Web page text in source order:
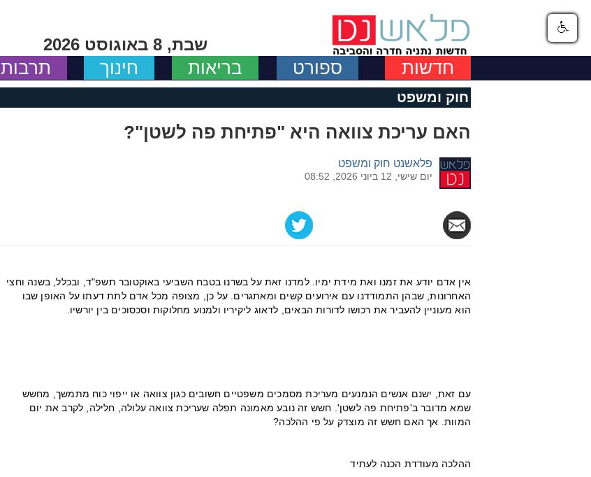
שבת, 8 באוגוסט 2026
חדשות ספורט בריאות חינוך תרבות
חוק ומשפט
האם עריכת צוואה היא "פתיחת פה לשטן"?
פלאשנט חוק ומשפט
יום שישי, 12 ביוני 2026, 08:52
אין אדם יודע את זמנו ואת מידת ימיו. למדנו זאת על בשרנו בטבח השביעי באוקטובר תשפ"ד, ובכלל, בשנה וחצי
האחרונות, שבהן התמודדנו עם אירועים קשים ומאתגרים. על כן, מצופה מכל אדם לתת דעתו על האופן שבו
הוא מעוניין להעביר את רכושו לדורות הבאים, לדאוג ליקיריו ולמנוע מחלוקות וסכסוכים בין יורשיו.
עם זאת, ישנם אנשים הנמנעים מעריכת מסמכים משפטיים חשובים כגון צוואה או ייפוי כוח מתמשך, מחשש
שמא מדובר ב'פתיחת פה לשטן'. חשש זה נובע מאמונה תפלה שעריכת צוואה עלולה, חלילה, לקרב את יום
המוות. אך האם חשש זה מוצדק על פי ההלכה?
ההלכה מעודדת הכנה לעתיד